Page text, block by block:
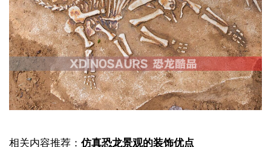
相关内容推荐： 仿真恐龙景观的装饰优点